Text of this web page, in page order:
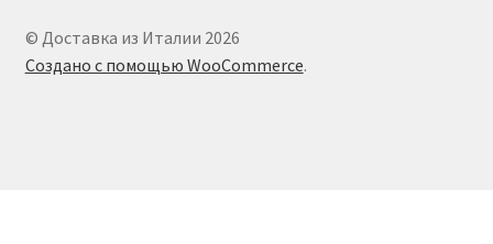
© Доставка из Италии 2026
Создано с помощью WooCommerce.